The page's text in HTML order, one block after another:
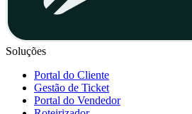
Soluções
Portal do Cliente
Gestão de Ticket
Portal do Vendedor